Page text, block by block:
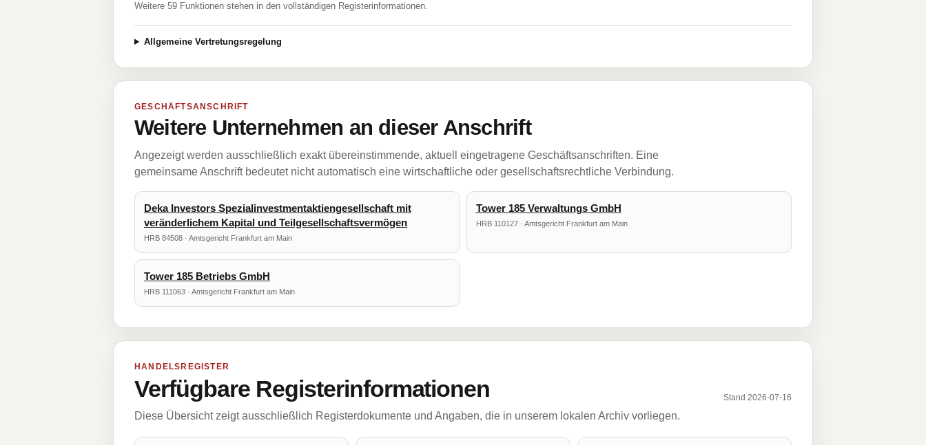
Weitere 59 Funktionen stehen in den vollständigen Registerinformationen.
Allgemeine Vertretungsregelung
GESCHÄFTSANSCHRIFT
Weitere Unternehmen an dieser Anschrift
Angezeigt werden ausschließlich exakt übereinstimmende, aktuell eingetragene Geschäftsanschriften. Eine
gemeinsame Anschrift bedeutet nicht automatisch eine wirtschaftliche oder gesellschaftsrechtliche Verbindung.
Deka Investors Spezialinvestmentaktiengesellschaft mit
veränderlichem Kapital und Teilgesellschaftsvermögen
HRB 84508 · Amtsgericht Frankfurt am Main
Tower 185 Verwaltungs GmbH
HRB 110127 · Amtsgericht Frankfurt am Main
Tower 185 Betriebs GmbH
HRB 111063 · Amtsgericht Frankfurt am Main
HANDELSREGISTER
Verfügbare Registerinformationen Stand 2026-07-16
Diese Übersicht zeigt ausschließlich Registerdokumente und Angaben, die in unserem lokalen Archiv vorliegen.